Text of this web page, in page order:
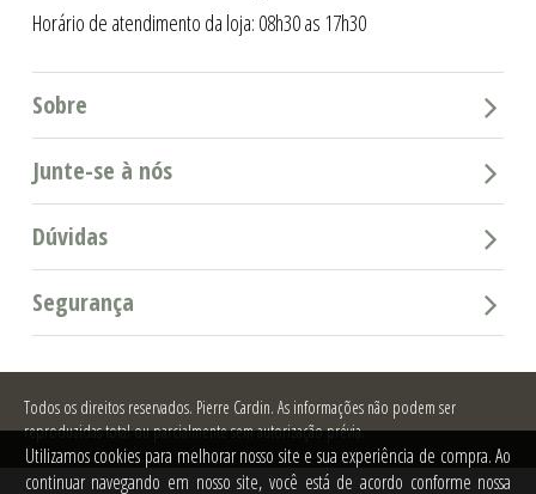
Utilizamos cookies para melhorar nosso site e sua experiência de compra. Ao
continuar navegando em nosso site, você está de acordo conforme nossa
Horário de atendimento da loja: 08h30 as 17h30
Sobre
Junte-se à nós
Dúvidas
Segurança
Todos os direitos reservados. Pierre Cardin. As informações não podem ser
reproduzidas total ou parcialmente sem autorização prévia.